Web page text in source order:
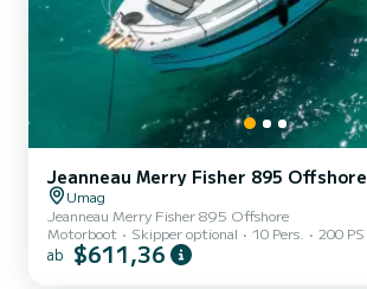
Jeanneau Merry Fisher 895 Offshore
Umag
Jeanneau Merry Fisher 895 Offshore
Motorboot
Skipper optional 10 Pers. 200 PS
ab $611,36